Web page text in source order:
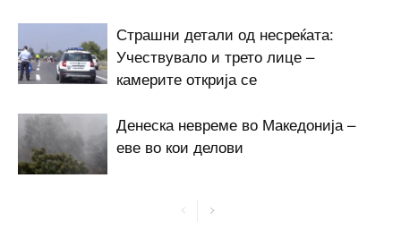
Страшни детали од несреќата:
Учествувало и трето лице –
камерите открија се
Денеска невреме во Македонија –
еве во кои делови